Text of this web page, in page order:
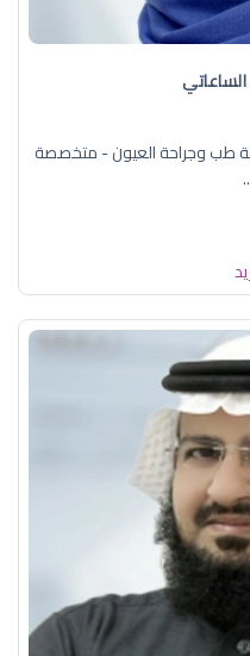
طب وجراحة العيون - متخصصة